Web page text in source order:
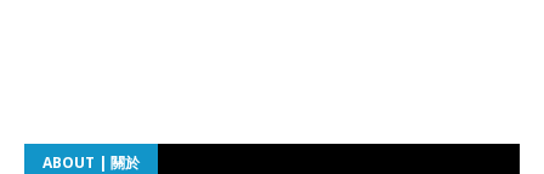
ABOUT | 關於